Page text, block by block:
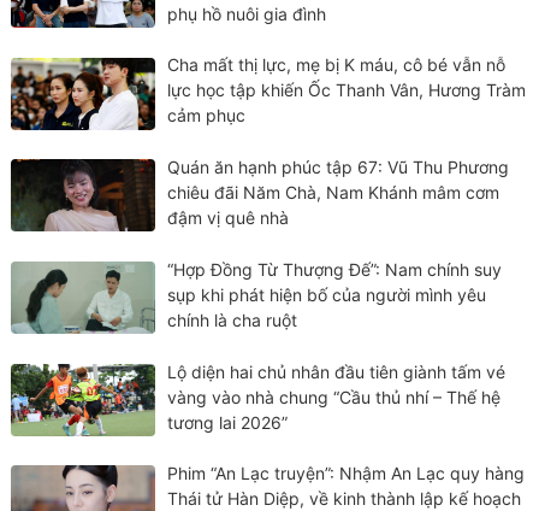
phụ hồ nuôi gia đình
Cha mất thị lực, mẹ bị K máu, cô bé vẫn nỗ
lực học tập khiến Ốc Thanh Vân, Hương Tràm
cảm phục
Quán ăn hạnh phúc tập 67: Vũ Thu Phương
chiêu đãi Năm Chà, Nam Khánh mâm cơm
đậm vị quê nhà
“Hợp Đồng Từ Thượng Đế”: Nam chính suy
sụp khi phát hiện bố của người mình yêu
chính là cha ruột
Lộ diện hai chủ nhân đầu tiên giành tấm vé
vàng vào nhà chung “Cầu thủ nhí – Thế hệ
tương lai 2026”
Phim “An Lạc truyện”: Nhậm An Lạc quy hàng
Thái tử Hàn Diệp, về kinh thành lập kế hoạch